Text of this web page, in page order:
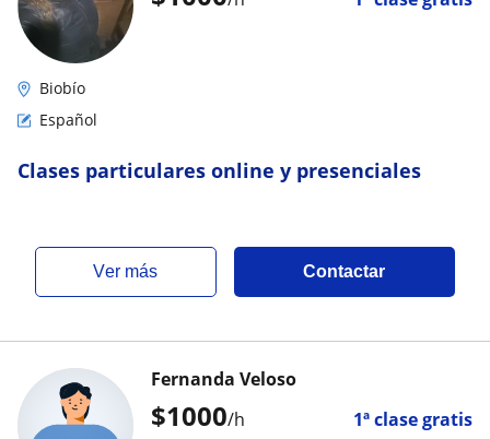
Biobío
Español
Clases particulares online y presenciales
ver más Contactar
$1000/h 1ª clase gratis
Fernanda Veloso